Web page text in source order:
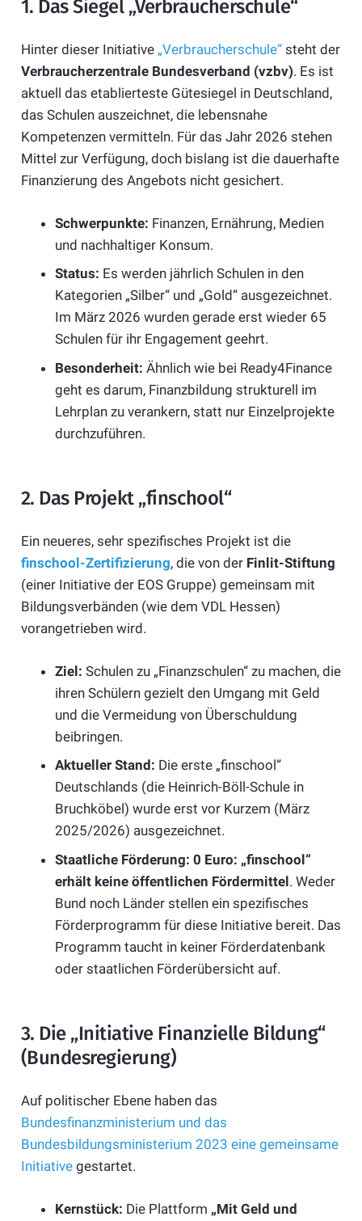
1. Das Siegel „Verbraucherschule“
Hinter dieser Initiative „Verbraucherschule“steht der
Verbraucherzentrale Bundesverband (vzbv). Es ist
aktuell das etablierteste Gütesiegel in Deutschland,
das Schulen auszeichnet, die lebensnahe
Kompetenzen vermitteln. Für das Jahr 2026 stehen
Mittel zur Verfügung, doch bislang ist die dauerhafte
Finanzierung des Angebots nicht gesichert.
Schwerpunkte: Finanzen, Ernährung, Medien
und nachhaltiger Konsum.
Status: Es werden jährlich Schulen in den
Kategorien „Silber“ und „Gold“ ausgezeichnet.
Im März 2026 wurden gerade erst wieder 65
Schulen für ihr Engagement geehrt.
Besonderheit: Ähnlich wie bei Ready4Finance
geht es darum, Finanzbildung strukturell im
Lehrplan zu verankern, statt nur Einzelprojekte
durchzuführen.
2. Das Projekt „finschool“
Ein neueres, sehr spezifisches Projekt ist die
finschool-Zertifizierung, die von der Finlit-Stiftung
(einer Initiative der EOS Gruppe) gemeinsam mit
Bildungsverbänden (wie dem VDL Hessen)
vorangetrieben wird.
Ziel: Schulen zu „Finanzschulen“ zu machen, die
ihren Schülern gezielt den Umgang mit Geld
und die Vermeidung von Überschuldung
beibringen.
Aktueller Stand: Die erste „finschool“
Deutschlands (die Heinrich-Böll-Schule in
Bruchköbel) wurde erst vor Kurzem (März
2025/2026) ausgezeichnet.
Staatliche Förderung: 0 Euro: „finschool“
erhält keine öffentlichen Fördermittel. Weder
Bund noch Länder stellen ein spezifisches
Förderprogramm für diese Initiative bereit. Das
Programm taucht in keiner Förderdatenbank
oder staatlichen Förderübersicht auf.
3. Die „Initiative Finanzielle Bildung“
(Bundesregierung)
Auf politischer Ebene haben das
Bundesfinanzministerium und das
Bundesbildungsministerium 2023 eine gemeinsame
Initiativegestartet.
Kernstück: Die Plattform „Mit Geld und